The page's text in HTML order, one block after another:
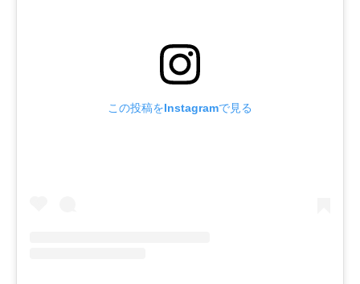
この投稿をInstagramで見る